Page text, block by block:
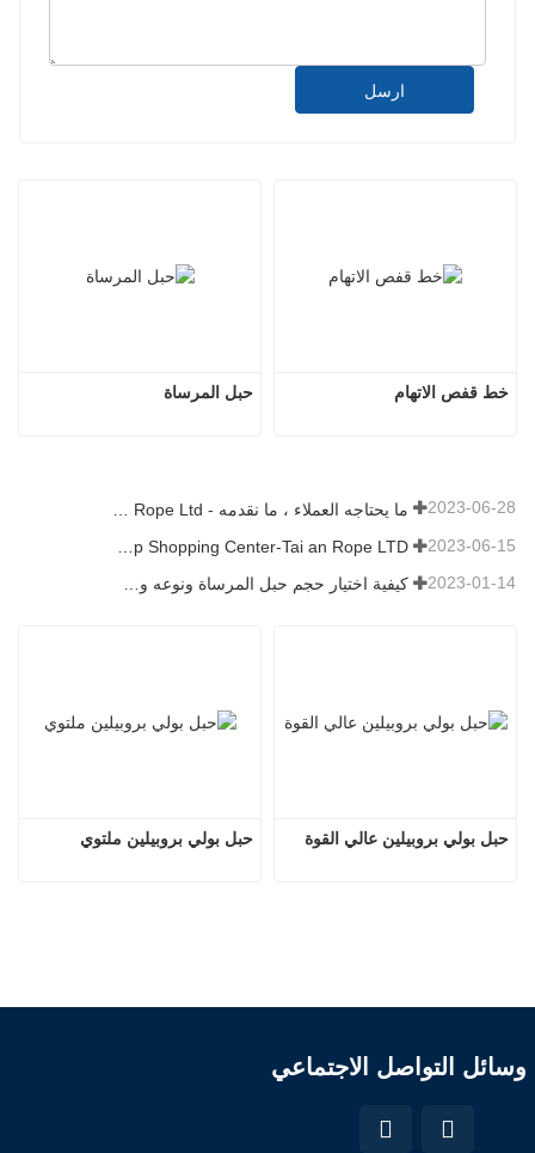
ارسل
حبل المرساة خط قفص الاتهام
2023-06-28
2023-06-15
كيفية اختيار حجم حبل المرساة ونوعه وطوله والمزيد？ 2023-01-14
حبل بولي بروبيلين ملتوي حبل بولي بروبيلين عالي القوة
وسائل التواصل الاجتماعي